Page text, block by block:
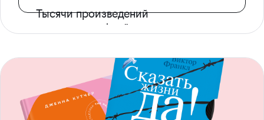
Тысячи произведений
с доступом офлайн